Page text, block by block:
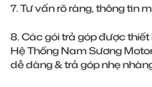
7. Tư vấn rõ ràng, thông tin
8. Các gói trả góp được
Hệ Thống Nam Sương
dễ dàng & trả góp nhẹ